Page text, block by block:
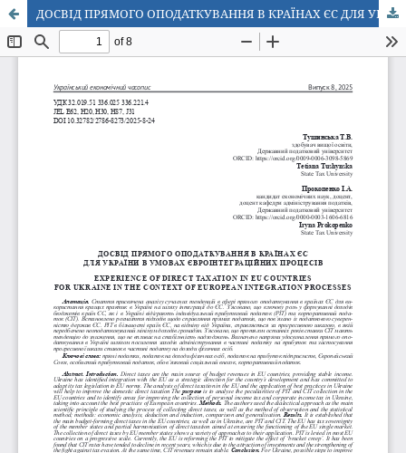
ДОСВІД ПРЯМОГО ОПОДАТКУВАННЯ В КРАЇНАХ ЄС ДЛЯ УКРАЇНИ В УМОВАХ ЄВРОІНТЕГРАЦІЙНИХ ПРОЦЕСІВ